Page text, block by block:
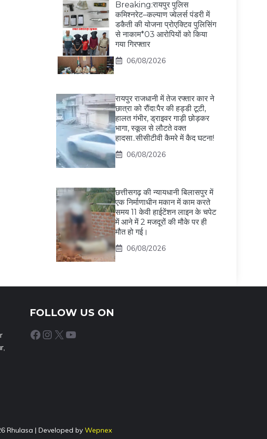
Breaking:रायपुर पुलिस
कमिश्नरेट–कल्याण ज्वेलर्स पंडरी में
डकैती की योजना प्रोएक्टिव पुलिसिंग
से नाकाम*03 आरोपियों को किया
गया गिरफ्तार
06/08/2026
रायपुर राजधानी में तेज रफ्तार कार ने
छात्रा को रौंदा:पैर की हड्डी टूटी,
हालत गंभीर, ड्राइवर गाड़ी छोड़कर
भागा, स्कूल से लौटते वक्त
हादसा..सीसीटीवी कैमरे में कैद घटना!
06/08/2026
छत्तीसगढ़ की न्यायधानी बिलासपुर में
एक निर्माणाधीन मकान में काम करते
समय 11 केवी हाईटेंशन लाइन के चपेट
में आने में 2 मजदूरों की मौके पर ही
मौत हो गई।
06/08/2026
FOLLOW US ON
Facebook Instagram X YouTube
Rhulasa | Developed by Wepnex